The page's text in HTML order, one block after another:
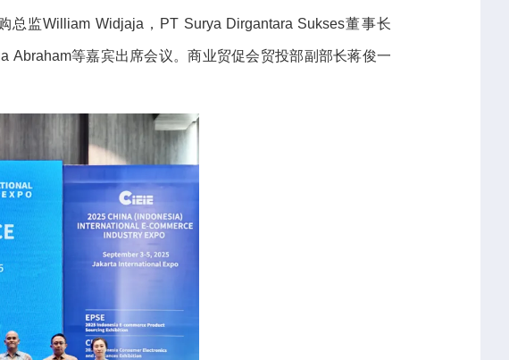
监William Widjaja，PT Surya Dirgantara Sukses董事长
Abraham等嘉宾出席会议。商业贸促会贸投部副部长蒋俊一